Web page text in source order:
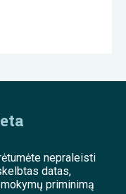
nepraleisti
datas,
priminimą